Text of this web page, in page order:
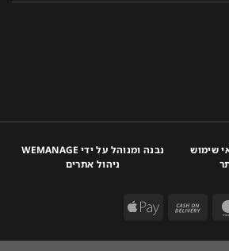
שימוש
נבנה ומנוהל על ידי WEMANAGE
ניהול אתרים